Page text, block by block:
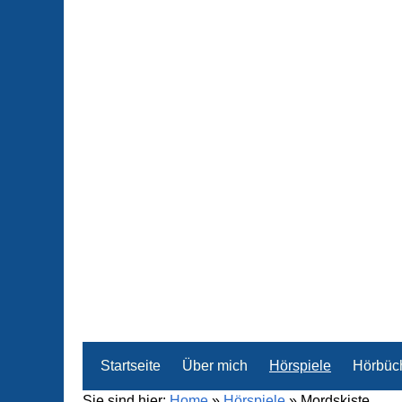
Startseite Über mich Hörspiele